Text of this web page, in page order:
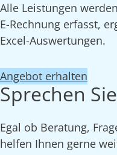
Alle Leistungen
E-Rechnung erfasst,
Excel-Auswertungen.
Angebot erhalten
Sprechen
Egal ob Beratung,
helfen Ihnen gerne